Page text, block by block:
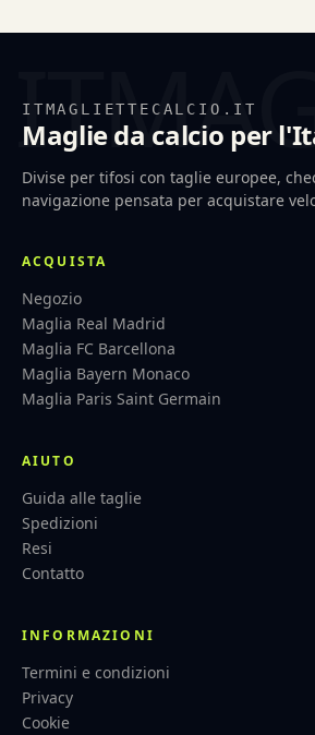
ITMAGLIETTECALCIO.IT
Maglie da calcio per
Divise per tifosi con taglie europee,
navigazione pensata per acquistare
ACQUISTA
Negozio
Maglia Real Madrid
Maglia FC Barcellona
Maglia Bayern Monaco
Maglia Paris Saint Germain
AIUTO
Guida alle taglie
Spedizioni
Resi
Contatto
INFORMAZIONI
Termini e condizioni
Privacy
Cookie